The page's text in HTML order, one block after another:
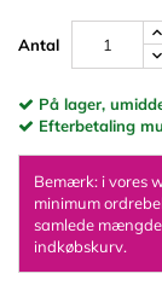
Antal
På lager,
Efterbetaling
Bemærk: i vores
minimum
samlede
indkøbskurv.